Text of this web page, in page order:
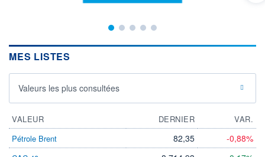
MES LISTES
Valeurs les plus consultées
VALEUR DERNIER
VAR.
Pétrole Brent
82,35 -0,88%